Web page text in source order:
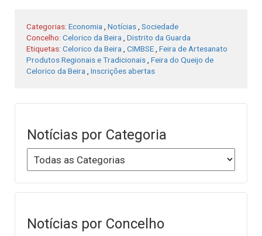
Categorias: Economia Notícias Sociedade
Concelho: Celorico da Beira
Distrito da Guarda
Etiquetas: Celorico da Beira CIMBSE Feira de Artesanato
Produtos Regionais e Tradicionais Feira do Queijo de
Celorico da Beira
Inscrições abertas
Notícias por Categoria
Notícias por Concelho